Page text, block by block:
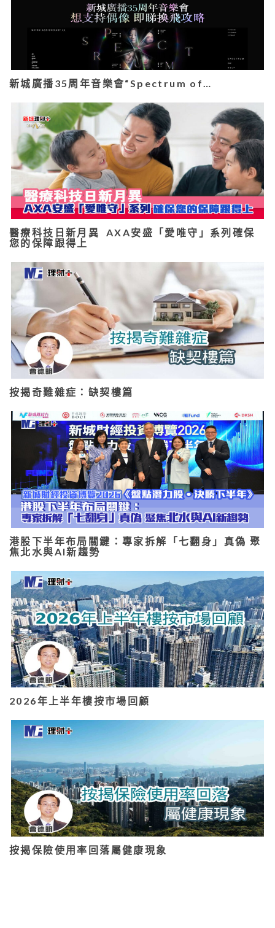
新城廣播35周年音樂會“Spectrum of…
醫療科技日新月異 AXA安盛「愛唯守」系列確保
您的保障跟得上
按揭奇難雜症：缺契樓篇
港股下半年布局關鍵：專家拆解「七翻身」真偽 聚
焦北水與AI新趨勢
2026年上半年樓按市場回顧
按揭保險使用率回落屬健康現象